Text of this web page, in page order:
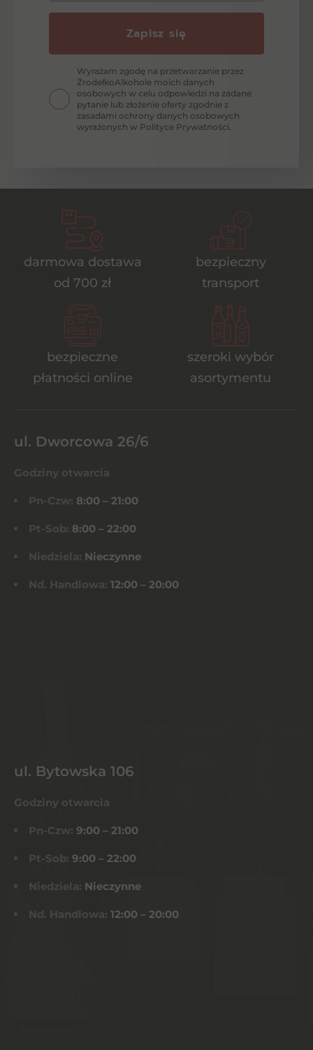
Zapisz się
Wyrażam zgodę na przetwarzanie przez
ŹrodełkoAlkohole moich danych
osobowych w celu odpowiedzi na zadane
pytanie lub złożenie oferty zgodnie z
zasadami ochrony danych osobowych
wyrażonych w Polityce Prywatności.
darmowa dostawa
od 700 zł
bezpieczny
transport
bezpieczne
płatności online
szeroki wybór
asortymentu
ul. Dworcowa 26/6
Godziny otwarcia
Pn-Czw: 8:00 – 21:00
Pt-Sob: 8:00 – 22:00
Niedziela: Nieczynne
Nd. Handlowa: 12:00 – 20:00
ul. Bytowska 106
Godziny otwarcia
Pn-Czw: 9:00 – 21:00
Pt-Sob: 9:00 – 22:00
Niedziela: Nieczynne
Nd. Handlowa: 12:00 – 20:00